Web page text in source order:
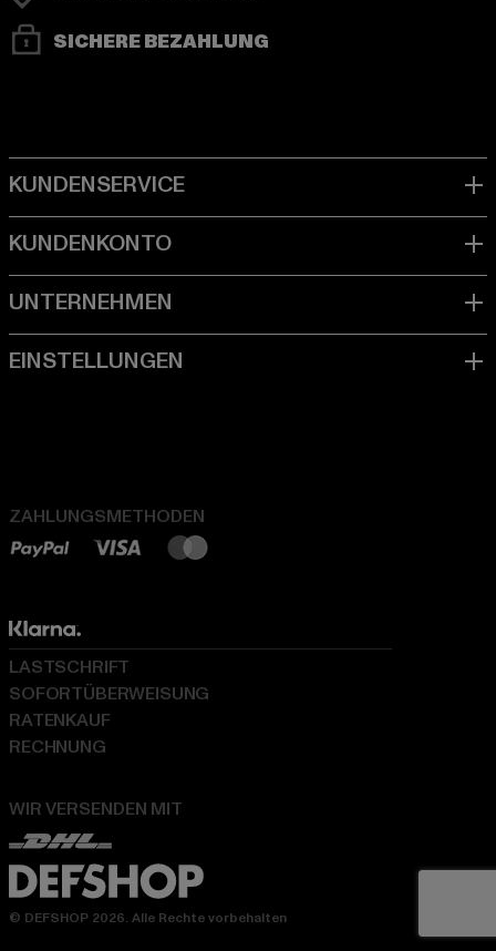
SICHERE BEZAHLUNG
ZAHLUNGSMETHODEN
WIR VERSENDEN MIT
LASTSCHRIFT
SOFORTÜBERWEISUNG
RATENKAUF
RECHNUNG
© DEFSHOP 2026. Alle Rechte vorbehalten